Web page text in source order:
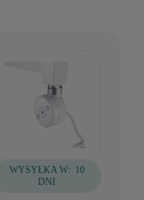
WYSYŁKA W: 10
DNI